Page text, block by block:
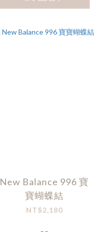
New Balance 996 寶
寶蝴蝶結
NT$2,180